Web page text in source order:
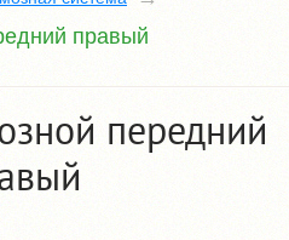
правый
передний